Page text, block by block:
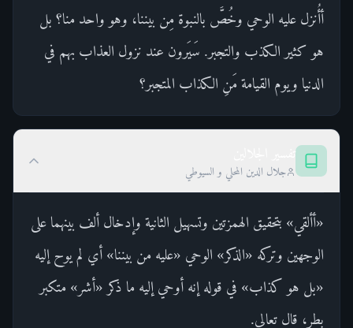
أأُنزل عليه الوحي وخُصَّ بالنبوة مِن بيننا، وهو واحد منا؟ بل
هو كثير الكذب والتجبر. سَيَرون عند نزول العذاب بهم في
الدنيا ويوم القيامة مَنِ الكذاب المتجبر؟
جلال الدين المحلي و السيوطي
«أألقي» بتحقيق الهمزتين وتسهيل الثانية وإدخال ألف بينهما على
الوجهين وتركه «الذكر» الوحي «عليه من بيننا» أي لم يوح إليه
«بل هو كذاب» في قوله إنه أوحي إليه ما ذكر «أشر» متكبر
بطر، قال تعالى.